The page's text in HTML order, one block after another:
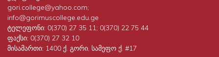
gori.college@yahoo.com;
info@gorimuscollege.edu.ge
ტელეფონი: 0(370) 27 35 11; 0(370) 22 75 44
ფაქსი: 0(370) 27 32 10
მისამართი: 1400 ქ. გორი, სამეფო ქ. #17